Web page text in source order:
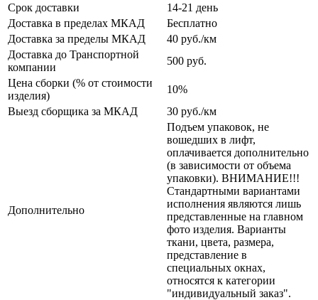
Срок доставки
14-21 день
Доставка в пределах МКАД
Бесплатно
Доставка за пределы МКАД
40 руб./км
Доставка до Транспортной
компании
500 руб.
Цена сборки (% от стоимости
изделия)
10%
Выезд сборщика за МКАД
30 руб./км
Дополнительно
Подъем упаковок, не
вошедших в лифт,
оплачивается дополнительно
(в зависимости от объема
упаковки). ВНИМАНИЕ!!!
Стандартными вариантами
исполнения являются лишь
представленные на главном
фото изделия. Варианты
ткани, цвета, размера,
представление в
специальных окнах,
относятся к категории
"индивидуальный заказ".